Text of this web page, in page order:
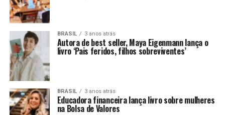
BRASIL 3 anos atrás
Autora de best seller, Maya Eigenmann lança o
livro ‘Pais feridos, filhos sobreviventes’
BRASIL 3 anos atrás
Educadora financeira lança livro sobre mulheres
na Bolsa de Valores